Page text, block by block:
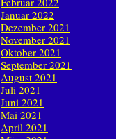
Januar 2022
Dezember 2021
November 2021
Oktober 2021
September 2021
August 2021
Juli 2021
Juni 2021
Mai 2021
April 2021